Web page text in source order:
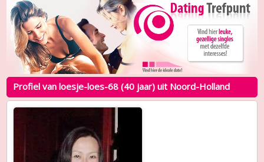
Profiel van loesje-loes-68 (40 jaar) uit Noord-Holland